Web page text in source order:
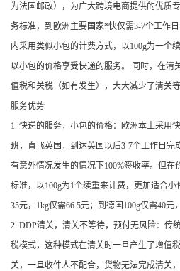
为法国邮政），为广大跨境电商提供的优质
务标准，到欧洲主要国家*快仅需3-7个工作
内采用类似小包的计费方式，以100g为一个
以小包的价格享受快递的服务。 同时，在清
值税和关税（如有发生），大大减少了清关
服务优势
1. 快递的服务，小包的价格：欧洲本土采用
班，直飞英国，到达英国以后3-7个工作日完
有意外情况发生的情况下100%签收率。但在
标准，以100g为1个续重来计费，更加适合
35元，1kg仅需66.5元；到德国100g仅需40元
2. DDP清关，清关不等待，预付无风险：传
税模式，这种模式在清关时一旦产生了增值
关，一旦收件人不配合，货物无法完成清关